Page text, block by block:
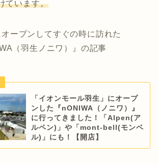
ています。
ープンしてすぐの時に訪れた
（羽生ノニワ）』の記事
「イオンモール羽生」にオープ
ンした『nONIWA（ノニワ）』
に行ってきました！「Alpen(ア
ルペン)」や「mont-bell(モンベ
ル)」にも！【開店】